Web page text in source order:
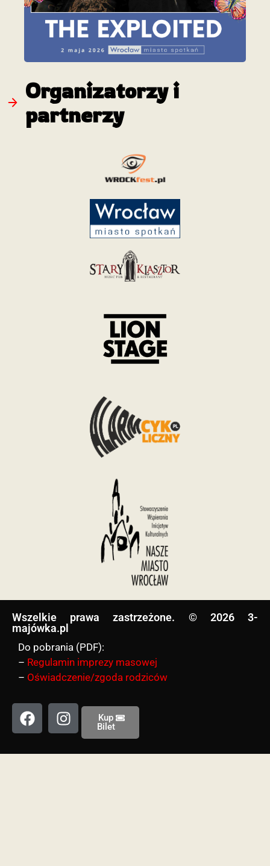
Organizatorzy i
partnerzy
Wszelkie prawa zastrzeżone. © 2026 3-
majówka.pl​
Do pobrania (PDF):
– Regulamin imprezy masowej
– Oświadczenie/zgoda rodziców
Kup
Bilet